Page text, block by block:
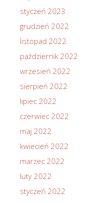
styczeń 2023
grudzień 2022
listopad 2022
październik 2022
wrzesień 2022
sierpień 2022
lipiec 2022
czerwiec 2022
maj 2022
kwiecień 2022
marzec 2022
luty 2022
styczeń 2022